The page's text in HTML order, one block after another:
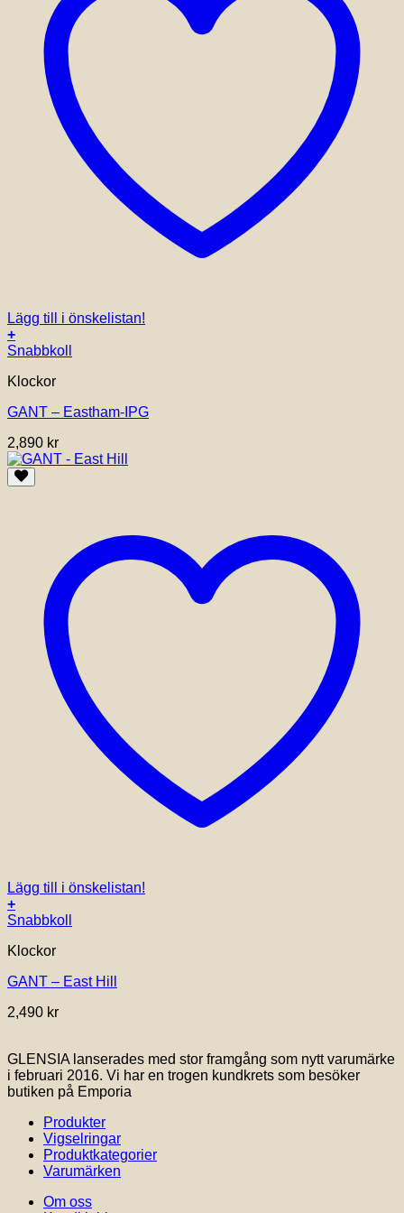
Lägg till i önskelistan!
+
Snabbkoll
Klockor
GANT – Eastham-IPG
2,890 kr
Lägg till i önskelistan!
+
Snabbkoll
Klockor
GANT – East Hill
2,490 kr
GLENSIA lanserades med stor framgång som nytt varumärke
i februari 2016. Vi har en trogen kundkrets som besöker
butiken på Emporia
Produkter
Vigselringar
Produktkategorier
Varumärken
Om oss